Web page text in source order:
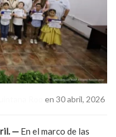
en 30 abril, 2026
— En el marco de las